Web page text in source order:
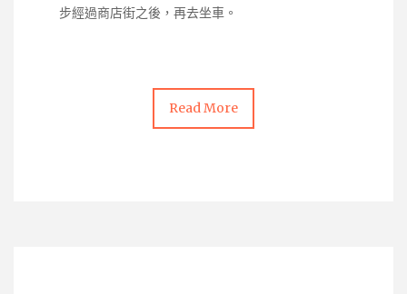
步經過商店街之後，再去坐車。
Read More